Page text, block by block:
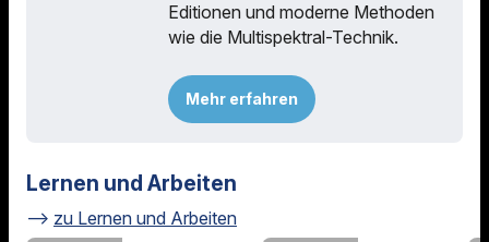
Editionen und moderne Methoden
wie die Multispektral-Technik.
Mehr erfahren
Lernen und Arbeiten
zu Lernen und Arbeiten